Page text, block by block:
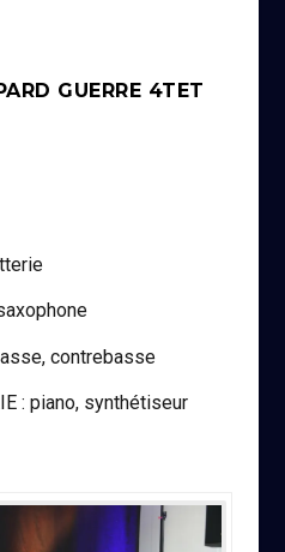
GUERRE 4TET
contrebasse
: piano, synthétiseur